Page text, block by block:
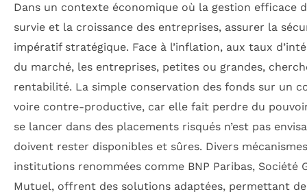
Dans un contexte économique où la gestion efficace
survie et la croissance des entreprises, assurer la
impératif stratégique. Face à l’inflation, aux taux
du marché, les entreprises, petites ou grandes,
rentabilité. La simple conservation des fonds sur un
voire contre-productive, car elle fait perdre du
se lancer dans des placements risqués n’est pas
doivent rester disponibles et sûres. Divers
institutions renommées comme BNP Paribas, Société
Mutuel, offrent des solutions adaptées, permettant